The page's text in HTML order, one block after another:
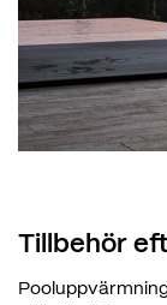
Tillbehör